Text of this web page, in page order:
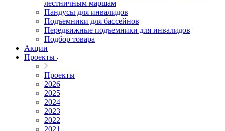
лестничным маршам
Пандусы для инвалидов
Подъемники для бассейнов
Передвижные подъемники для инвалидов
Подбор товара
Акции
Проекты
Проекты
2026
2025
2024
2023
2022
2021